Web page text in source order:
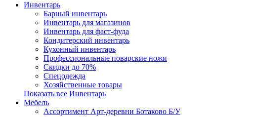
Инвентарь
Барный инвентарь
Инвентарь для магазинов
Инвентарь для фаст-фуда
Кондитерский инвентарь
Кухонный инвентарь
Профессиональные поварские ножи
Скидки до 70%
Спецодежда
Хозяйственные товары
Показать все Инвентарь
Мебель
Ассортимент Арт-деревни Ботаково Б/У